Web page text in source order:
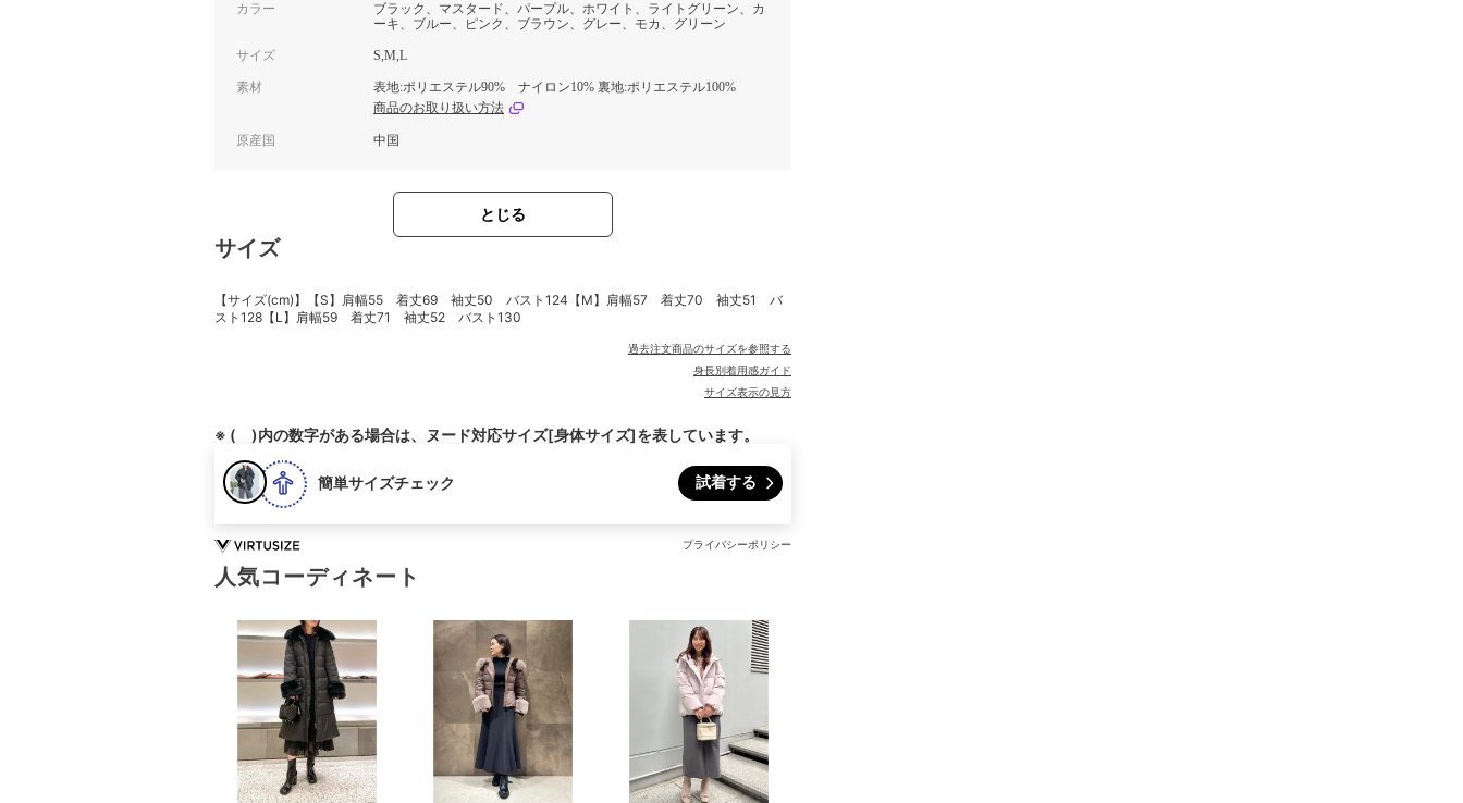
カラー
ブラック、マスタード、パープル、ホワイト、ライトグリーン、カ
ーキ、ブルー、ピンク、ブラウン、グレー、モカ、グリーン
サイズ S,M,L
素材
表地:ポリエステル90% ナイロン10% 裏地:ポリエステル100%
商品のお取り扱い方法
原産国 中国
とじる
サイズ
【サイズ(cm)】【S】肩幅55 着丈69 袖丈50 バスト124【M】肩幅57 着丈70 袖丈51 バ
スト128【L】肩幅59 着丈71 袖丈52 バスト130
過去注文商品のサイズを参照する
身長別着用感ガイド
サイズ表示の見方
※ ( )内の数字がある場合は、ヌード対応サイズ[身体サイズ]を表しています。
簡単サイズチェック 試着する
プライバシーポリシー
人気コーディネート